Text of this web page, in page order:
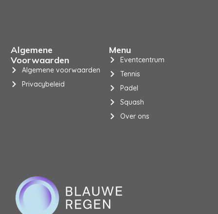
Menu
Eventcentrum
Tennis
Padel
Squash
Over ons
Algemene
Voorwaarden
Algemene voorwaarden
Privacybeleid